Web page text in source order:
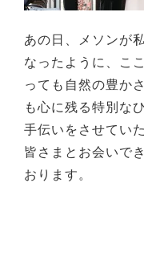
あの日、メソンが
なったように、こ
っても自然の豊か
も心に残る特別な
手伝いをさせてい
皆さまとお会いで
おります。